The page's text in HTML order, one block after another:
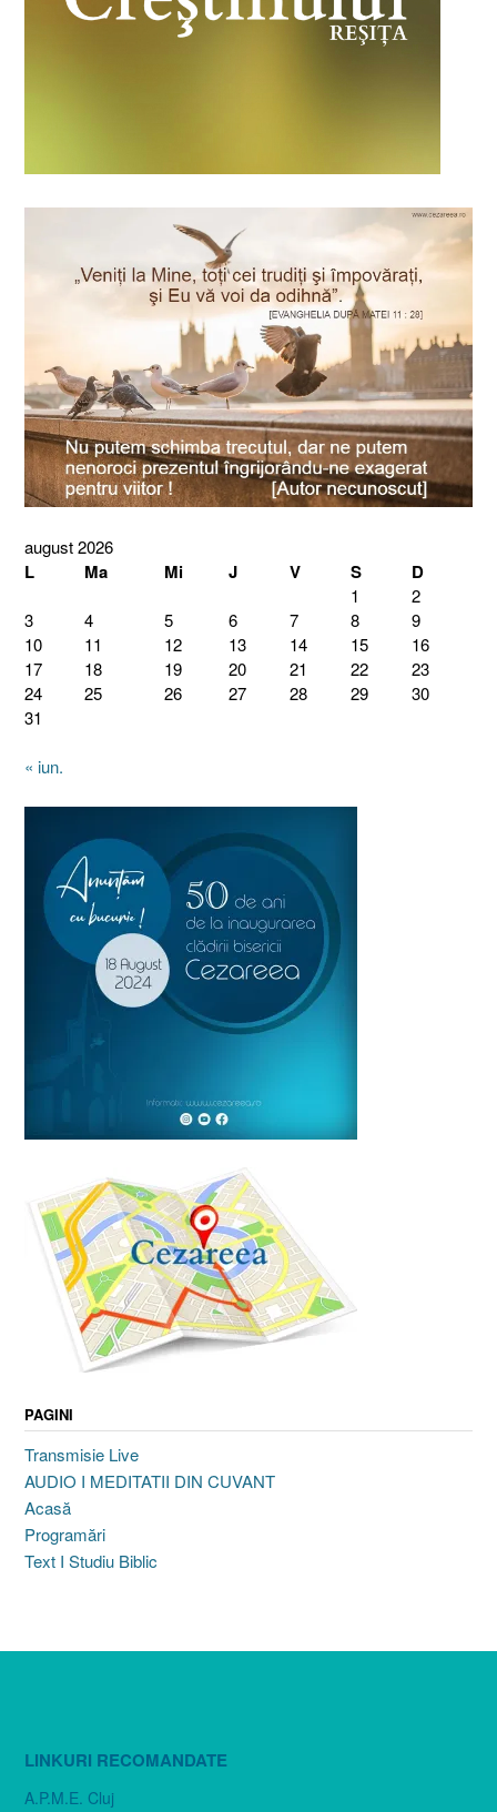
august 2026
L Ma Mi J V S D
1
2
3
4 5 6 7 8
9
10
11 12 13 14 15
16
17
18 19 20 21 22
23
24
25 26 27 28 29
30
31
« iun.
PAGINI
Transmisie Live
AUDIO I MEDITATII DIN CUVANT
Acasă
Programări
Text I Studiu Biblic
LINKURI RECOMANDATE
A.P.M.E. Cluj